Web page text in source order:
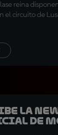
reina
el circuito de
la
de